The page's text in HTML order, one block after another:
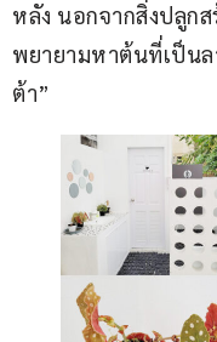
หลัง นอกจากสิ่งปลูก
พยายามหาต้นที่เป็นล
ต้า”